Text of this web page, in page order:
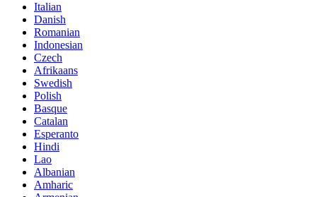
Italian
Danish
Romanian
Indonesian
Czech
Afrikaans
Swedish
Polish
Basque
Catalan
Esperanto
Hindi
Lao
Albanian
Amharic